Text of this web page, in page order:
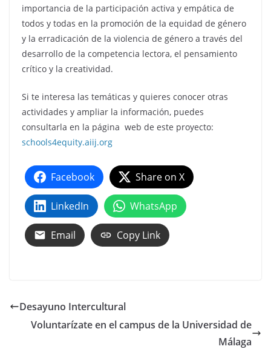
importancia de la participación activa y empática de
todos y todas en la promoción de la equidad de género
y la erradicación de la violencia de género a través del
desarrollo de la competencia lectora, el pensamiento
crítico y la creatividad.
Si te interesa las temáticas y quieres conocer otras
actividades y ampliar la información, puedes
consultarla en la página web de este proyecto:
schools4equity.aiij.org
Facebook Share on X
LinkedIn WhatsApp
Email Copy Link
Desayuno Intercultural
Voluntarízate en el campus de la Universidad de
Málaga